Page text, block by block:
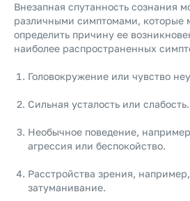
Внезапная спутанность сознания
различными симптомами, которые
определить причину ее
наиболее распространенных
Головокружение или чувство
Сильная усталость или слабость.
Необычное поведение,
агрессия или беспокойство.
Расстройства зрения,
затуманивание.